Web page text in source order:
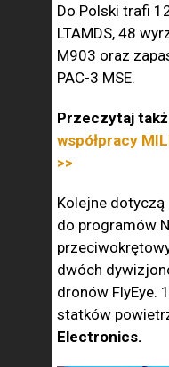
Do Polski trafi
LTAMDS, 48
M903 oraz
PAC-3 MSE.
Przeczytaj
współpracy
>>
Kolejne
do programów
dwóch
dronów FlyEye.
statków
Electronics.